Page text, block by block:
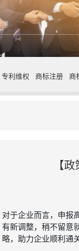
专利维权 商标注册 商
【
对于企业而言，申报
有新调整，稍不留意
略，助力企业顺利通